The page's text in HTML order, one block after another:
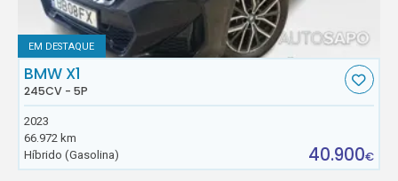
EM DESTAQUE
BMW X1
245CV - 5P
2023
66.972 km
Híbrido (Gasolina)
40.900€